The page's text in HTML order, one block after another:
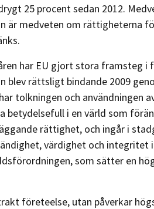
25 procent sedan 2012.
är medveten om rättigheterna
har EU gjort stora framsteg
blev rättsligt bindande 2009
tolkningen och
i en värld som
rättighet, och ingår i
värdighet och integritet
som sätter en
företeelse, utan påverkar